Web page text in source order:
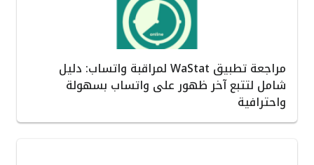
مراجعة تطبيق WaStat لمراقبة واتساب: دليل
شامل لتتبع آخر ظهور على واتساب بسهولة
واحترافية